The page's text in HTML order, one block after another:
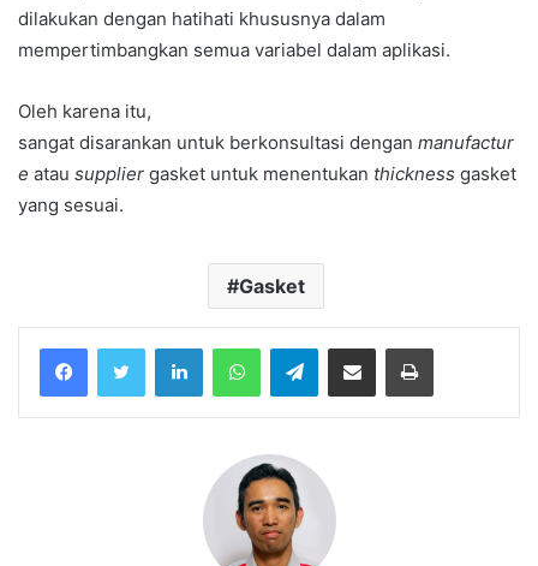
dilakukan dengan hatihati khususnya dalam
mempertimbangkan semua variabel dalam aplikasi.
Oleh karena itu,
sangat disarankan untuk berkonsultasi dengan manufactur
e atau supplier gasket untuk menentukan thickness gasket
yang sesuai.
Gasket
Telegram